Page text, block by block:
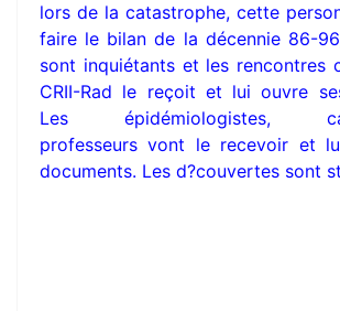
lors de la catastrophe, cette
faire le bilan de la décennie 86-
sont inquiétants et les rencontres
CRII-Rad le reçoit et lui ouvre
Les épidémiologistes,
professeurs vont le recevoir et
documents. Les d?couvertes sont